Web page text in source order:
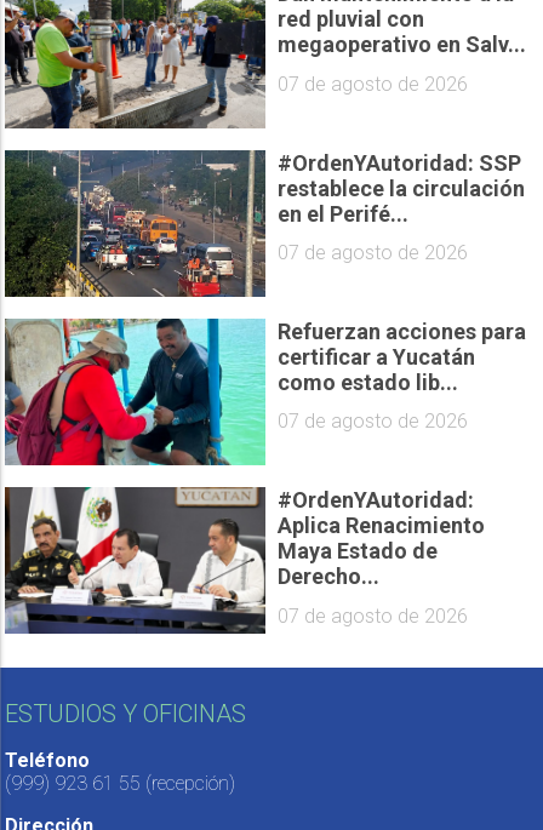
red pluvial con
megaoperativo en Salv...
07 de agosto de 2026
#OrdenYAutoridad: SSP
restablece la circulación
en el Perifé...
07 de agosto de 2026
Refuerzan acciones para
certificar a Yucatán
como estado lib...
07 de agosto de 2026
#OrdenYAutoridad:
Aplica Renacimiento
Maya Estado de
Derecho...
07 de agosto de 2026
ESTUDIOS Y OFICINAS
Teléfono
(999) 923 61 55 (recepción)